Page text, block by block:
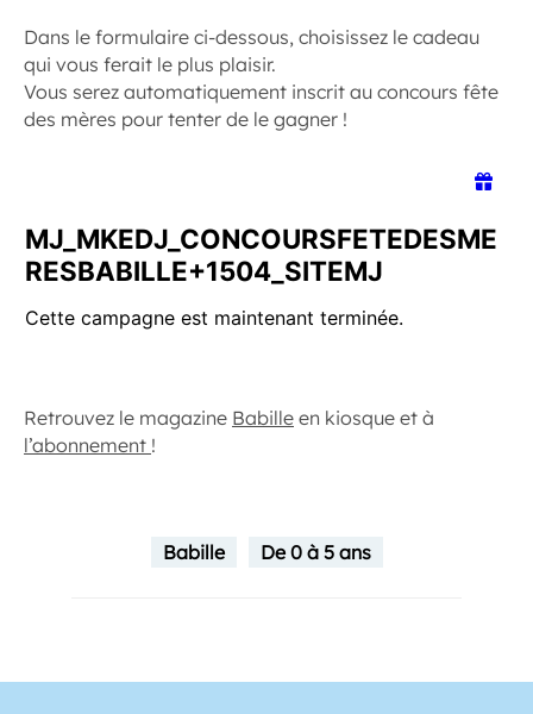
Dans le formulaire ci-dessous, choisissez le cadeau
qui vous ferait le plus plaisir.
Vous serez automatiquement inscrit au concours fête
des mères pour tenter de le gagner !
Retrouvez le magazine Babille en kiosque et à
l’abonnement !
Babille De 0 à 5 ans